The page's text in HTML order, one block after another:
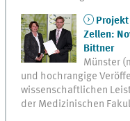
Zellen:
Bittner
Münster
und hochrangige
wissenschaftlichen
der Medizinischen